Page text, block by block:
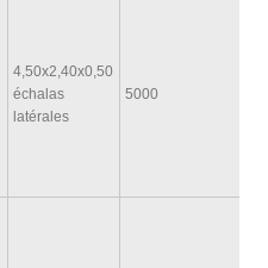
4,50x2,40x0,50
échalas
latérales
5000